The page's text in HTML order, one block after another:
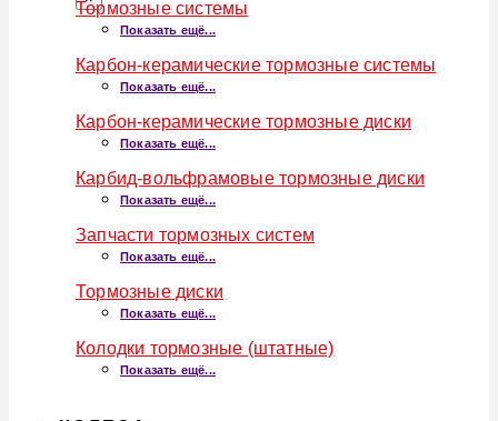
Тормозные системы
Показать ещё...
Карбон-керамические тормозные системы
Показать ещё...
Карбон-керамические тормозные диски
Показать ещё...
Карбид-вольфрамовые тормозные диски
Показать ещё...
Запчасти тормозных систем
Показать ещё...
Тормозные диски
Показать ещё...
Колодки тормозные (штатные)
Показать ещё...